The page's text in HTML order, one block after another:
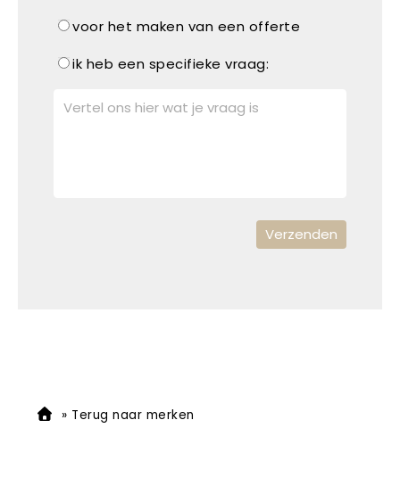
voor het maken van een offerte
ik heb een specifieke vraag:
» Terug naar merken